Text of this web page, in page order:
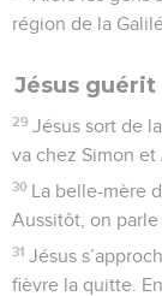
région de la
Jésus guérit
29 Jésus sort de
va chez Simon et
30 La belle-mère
Aussitôt, on parle
31 Jésus
fièvre la quitte.